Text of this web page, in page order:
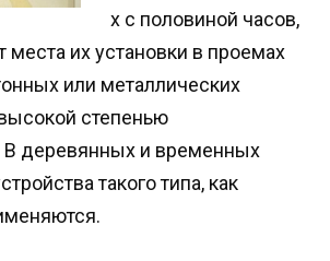
х с половиной часов,
места их установки в проемах
или металлических
степенью
В деревянных и временных
такого типа, как